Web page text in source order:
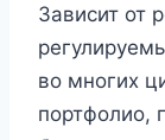
Зависит от
во многих
портфолио,